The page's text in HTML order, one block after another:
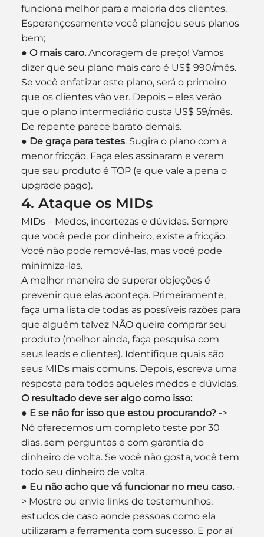
funciona melhor para a maioria dos clientes.
Esperançosamente você planejou seus planos
bem;
● O mais caro. Ancoragem de preço! Vamos
dizer que seu plano mais caro é US$ 990/mês.
Se você enfatizar este plano, será o primeiro
que os clientes vão ver. Depois – eles verão
que o plano intermediário custa US$ 59/mês.
De repente parece barato demais.
● De graça para testes. Sugira o plano com a
menor fricção. Faça eles assinaram e verem
que seu produto é TOP (e que vale a pena o
upgrade pago).
4. Ataque os MIDs
MIDs – Medos, incertezas e dúvidas. Sempre
que você pede por dinheiro, existe a fricção.
Você não pode removê-las, mas você pode
minimiza-las.
A melhor maneira de superar objeções é
prevenir que elas aconteça. Primeiramente,
faça uma lista de todas as possíveis razões para
que alguém talvez NÃO queira comprar seu
produto (melhor ainda, faça pesquisa com
seus leads e clientes). Identifique quais são
seus MIDs mais comuns. Depois, escreva uma
resposta para todos aqueles medos e dúvidas.
O resultado deve ser algo como isso:
● E se não for isso que estou procurando? ->
Nó oferecemos um completo teste por 30
dias, sem perguntas e com garantia do
dinheiro de volta. Se você não gosta, você tem
todo seu dinheiro de volta.
● Eu não acho que vá funcionar no meu caso. -
> Mostre ou envie links de testemunhos,
estudos de caso aonde pessoas como ela
utilizaram a ferramenta com sucesso. E por aí